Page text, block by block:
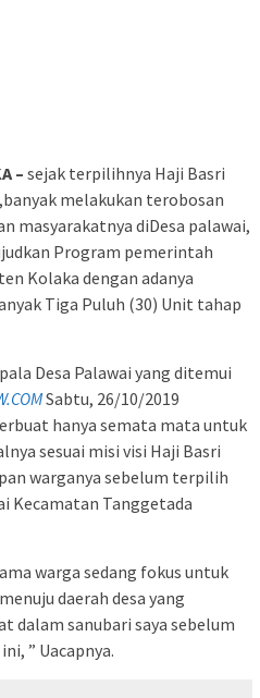
– sejak terpilihnya Haji Basri
melakukan terobosan
masyarakatnya diDesa palawai,
Program pemerintah
Kolaka dengan adanya
Tiga Puluh (30) Unit tahap
Desa Palawai yang ditemui
Sabtu, 26/10/2019
hanya semata mata untuk
sesuai misi visi Haji Basri
warganya sebelum terpilih
Kecamatan Tanggetada
warga sedang fokus untuk
daerah desa yang
dalam sanubari saya sebelum
” Uacapnya.